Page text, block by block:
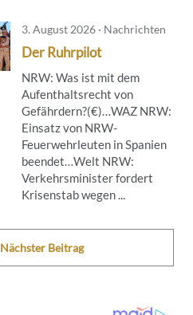
3. August 2026 · Nachrichten
Der Ruhrpilot
NRW: Was ist mit dem
Aufenthaltsrecht von
Gefährdern?(€)…WAZ NRW:
Einsatz von NRW-
Feuerwehrleuten in Spanien
beendet…Welt NRW:
Verkehrsminister fordert
Krisenstab wegen ...
Nächster Beitrag